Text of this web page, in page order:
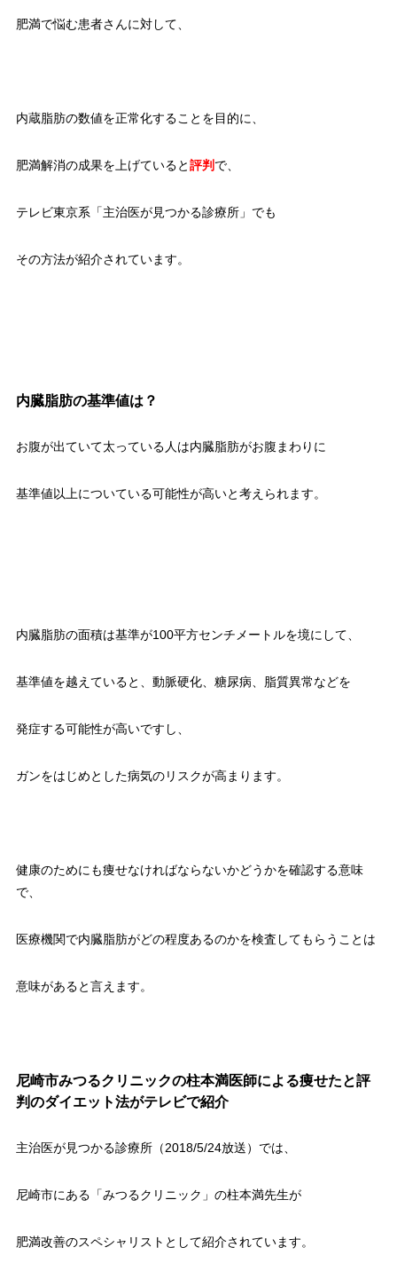
肥満で悩む患者さんに対して、
内蔵脂肪の数値を正常化することを目的に、
肥満解消の成果を上げていると評判 で、
テレビ東京系「主治医が見つかる診療所」でも
その方法が紹介されています。
内臓脂肪の基準値は？
お腹が出ていて太っている人は内臓脂肪がお腹まわりに
基準値以上についている可能性が高いと考えられます。
内臓脂肪の面積は基準が100平方センチメートルを境にして、
基準値を越えていると、動脈硬化、糖尿病、脂質異常などを
発症する可能性が高いですし、
ガンをはじめとした病気のリスクが高まります。
健康のためにも痩せなければならないかどうかを確認する意味
で、
医療機関で内臓脂肪がどの程度あるのかを検査してもらうことは
意味があると言えます。
尼崎市みつるクリニックの柱本満医師による痩せたと評
判のダイエット法がテレビで紹介
主治医が見つかる診療所（2018/5/24放送）では、
尼崎市にある「みつるクリニック」の柱本満先生が
肥満改善のスペシャリストとして紹介されています。